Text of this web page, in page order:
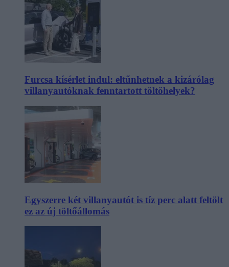
Furcsa kísérlet indul: eltűnhetnek a kizárólag
villanyautóknak fenntartott töltőhelyek?
Egyszerre két villanyautót is tíz perc alatt feltölt
ez az új töltőállomás